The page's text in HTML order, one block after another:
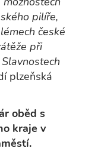
pilíře,
české
při
plzeňská
oběd s
kraje v